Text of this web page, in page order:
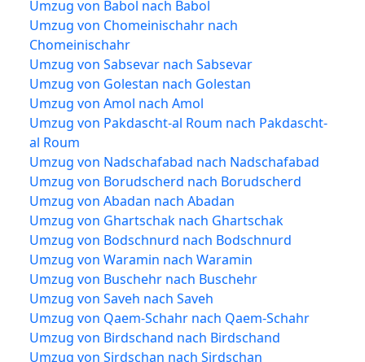
Umzug von Babol nach Babol
Umzug von Chomeinischahr nach
Chomeinischahr
Umzug von Sabsevar nach Sabsevar
Umzug von Golestan nach Golestan
Umzug von Amol nach Amol
Umzug von Pakdascht-al Roum nach Pakdascht-
al Roum
Umzug von Nadschafabad nach Nadschafabad
Umzug von Borudscherd nach Borudscherd
Umzug von Abadan nach Abadan
Umzug von Ghartschak nach Ghartschak
Umzug von Bodschnurd nach Bodschnurd
Umzug von Waramin nach Waramin
Umzug von Buschehr nach Buschehr
Umzug von Saveh nach Saveh
Umzug von Qaem-Schahr nach Qaem-Schahr
Umzug von Birdschand nach Birdschand
Umzug von Sirdschan nach Sirdschan